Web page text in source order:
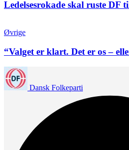
Ledelsesrokade skal ruste DF
Øvrige
“Valget er klart. Det er os –
Dansk Folkeparti